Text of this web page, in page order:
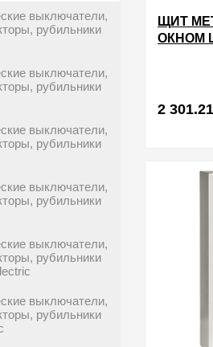
выключатели,
рубильники
выключатели,
рубильники
выключатели,
рубильники
выключатели,
рубильники
выключатели,
рубильники
выключатели,
рубильники
ЩИТ
ОКНОМ
2